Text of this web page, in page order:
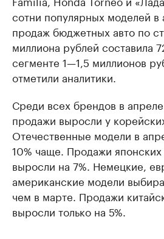
сотни популярных моделей в
продаж бюджетных авто по
миллиона рублей составила
сегменте 1—1,5 миллионов
отметили аналитики.
Среди всех брендов в
продажи выросли у
Отечественные модели в
10% чаще. Продажи
выросли на 7%. Немецкие,
американские модели
чем в марте. Продажи
выросли только на 5%.